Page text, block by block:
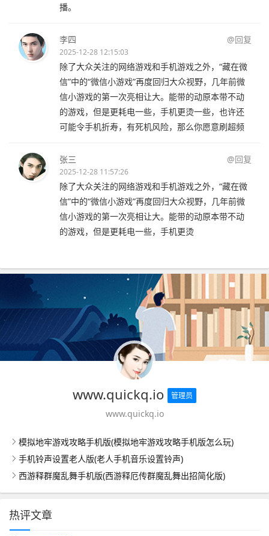
播。
李四 @回复
2025-12-28 12:15:03
除了大众关注的网络游戏和手机游戏之外，“藏在微
信”中的“微信小游戏”再度回归大众视野，几年前微
信小游戏的第一次亮相让大。能带的动原本带不动
的游戏，但是更耗电一些，手机更烫一些，也许还
可能令手机折寿，有死机风险，那么你愿意刷超频
张三 @回复
2025-12-28 11:57:26
除了大众关注的网络游戏和手机游戏之外，“藏在微
信”中的“微信小游戏”再度回归大众视野，几年前微
信小游戏的第一次亮相让大。能带的动原本带不动
的游戏，但是更耗电一些，手机更烫
www.quickq.io 管理员
www.quickq.io
模拟地牢游戏攻略手机版(模拟地牢游戏攻略手机版怎么玩)
手机铃声设置老人版(老人手机音乐设置铃声)
西游释群魔乱舞手机版(西游释厄传群魔乱舞出招简化版)
热评文章